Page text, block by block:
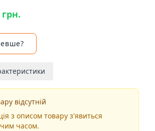
відсутній
з описом товару з'явиться
часом.